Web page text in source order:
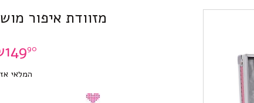
מזוודת איפור
14990
המלאי